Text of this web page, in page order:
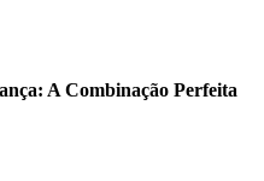
A Combinação Perfeita